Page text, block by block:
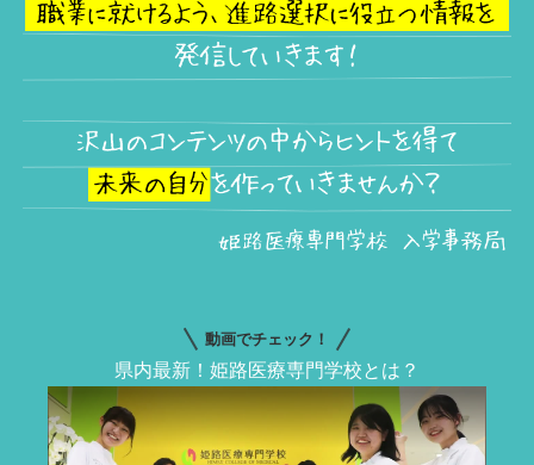
動画でチェック！
県内最新！姫路医療専門学校とは？